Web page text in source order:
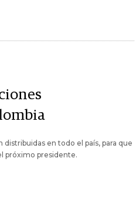
en todo el país, para que
próximo presidente.